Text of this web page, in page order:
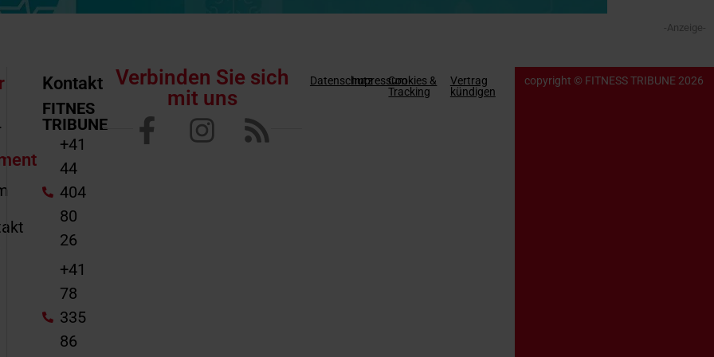
-Anzeige-
Kontakt
FITNES
TRIBUNE
+41
44
404
80
26
+41
78
335
86
Verbinden Sie sich
mit uns
DatenschutzImpressumCookies &
Tracking
Vertrag
kündigen
copyright © FITNESS TRIBUNE 2026